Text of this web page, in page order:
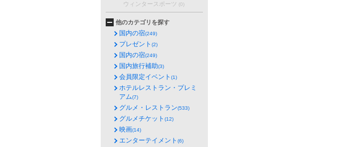
ウィンタースポーツ (0)
他のカテゴリを探す
国内の宿(249)
プレゼント (2)
国内の宿(249)
国内旅行補助(3)
会員限定イベント (1)
ホテルレストラン・プレミ
アム(7)
グルメ・レストラン(533)
グルメチケット (12)
映画(14)
エンターテイメント (6)